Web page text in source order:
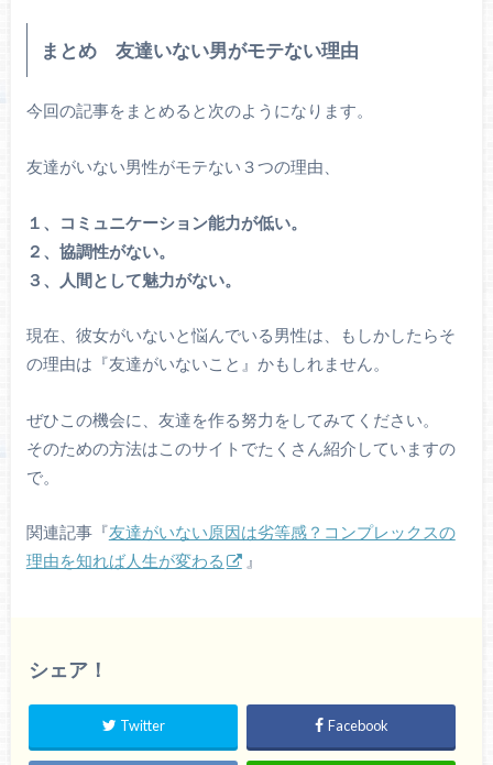
まとめ 友達いない男がモテない理由
今回の記事をまとめると次のようになります。
友達がいない男性がモテない３つの理由、
１、コミュニケーション能力が低い。
２、協調性がない。
３、人間として魅力がない。
現在、彼女がいないと悩んでいる男性は、もしかしたらそ
の理由は『友達がいないこと』かもしれません。
ぜひこの機会に、友達を作る努力をしてみてください。
そのための方法はこのサイトでたくさん紹介していますの
で。
関連記事『友達がいない原因は劣等感？コンプレックスの
理由を知れば人生が変わる
』
シェア！
Twitter Facebook